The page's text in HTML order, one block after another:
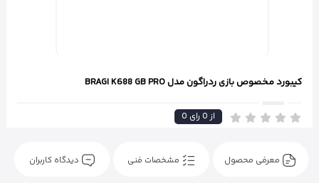
کیبورد مخصوص بازی ردراگون مدل BRAGI K688 GB PRO
0 از0 رای
معرفی محصول مشخصات فنی دیدگاه کاربران